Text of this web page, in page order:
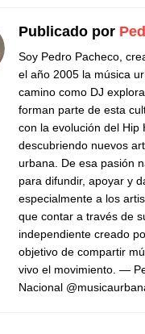
Publicado por
Soy Pedro Pacheco,
el año 2005 la música
camino como DJ
forman parte de esta
con la evolución del Hip
descubriendo nuevos
urbana. De esa pasión
para difundir, apoyar y
especialmente a los
que contar a través de
independiente creado
objetivo de compartir
vivo el movimiento. —
Nacional